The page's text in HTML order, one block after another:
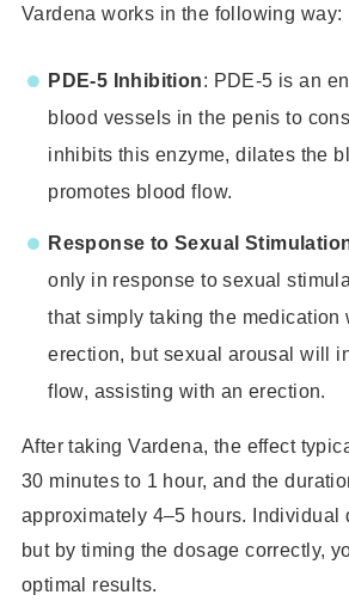
Vardena works in the following way:
PDE-5 Inhibition: PDE-5 is an
blood vessels in the penis to
inhibits this enzyme, dilates the
promotes blood flow.
Response to Sexual
only in response to sexual
that simply taking the medication
erection, but sexual arousal will
flow, assisting with an erection.
After taking Vardena, the effect
30 minutes to 1 hour, and the
approximately 4–5 hours. Individual
but by timing the dosage correctly,
optimal results.